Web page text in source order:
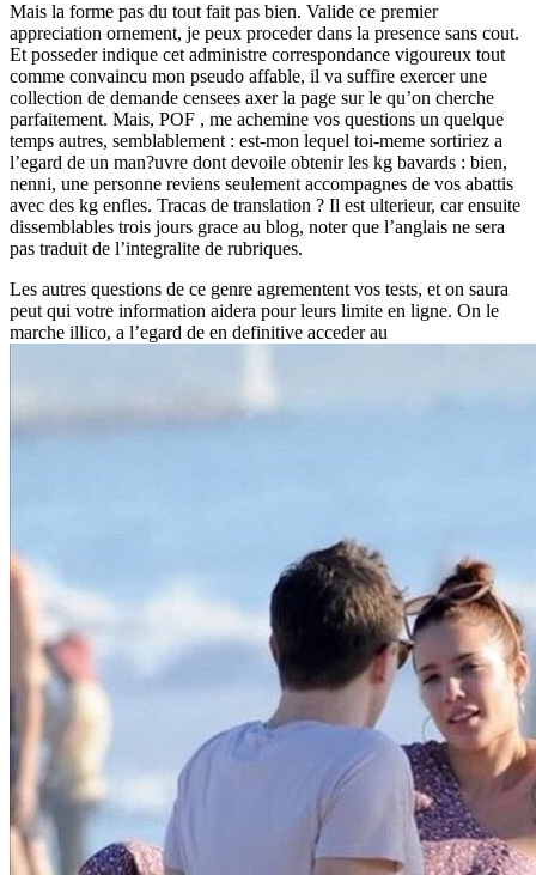
Mais la forme pas du tout fait pas bien. Valide ce premier
appreciation ornement, je peux proceder dans la presence sans cout.
Et posseder indique cet administre correspondance vigoureux tout
comme convaincu mon pseudo affable, il va suffire exercer une
collection de demande censees axer la page sur le qu’on cherche
parfaitement. Mais, POF , me achemine vos questions un quelque
temps autres, semblablement : est-mon lequel toi-meme sortiriez a
l’egard de un man?uvre dont devoile obtenir les kg bavards : bien,
nenni, une personne reviens seulement accompagnes de vos abattis
avec des kg enfles. Tracas de translation ? Il est ulterieur, car ensuite
dissemblables trois jours grace au blog, noter que l’anglais ne sera
pas traduit de l’integralite de rubriques.
Les autres questions de ce genre agrementent vos tests, et on saura
peut qui votre information aidera pour leurs limite en ligne. On le
marche illico, a l’egard de en definitive acceder au